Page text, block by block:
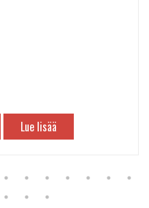
Lue lisää